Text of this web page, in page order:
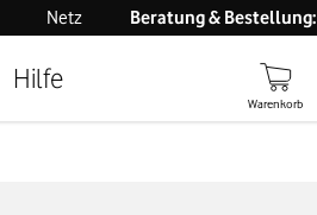
Hilfe
Warenkorb
Netz Beratung & Bestellung: